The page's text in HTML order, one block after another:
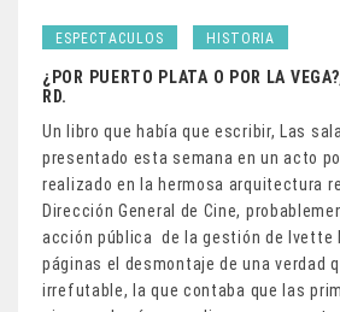
ESPECTACULOS HISTORIA
¿POR PUERTO PLATA O POR LA
RD.
Un libro que había que escribir, Las
presentado esta semana en un acto
realizado en la hermosa arquitectura
Dirección General de Cine,
acción pública de la gestión de Ivette
páginas el desmontaje de una verdad
irrefutable, la que contaba que las